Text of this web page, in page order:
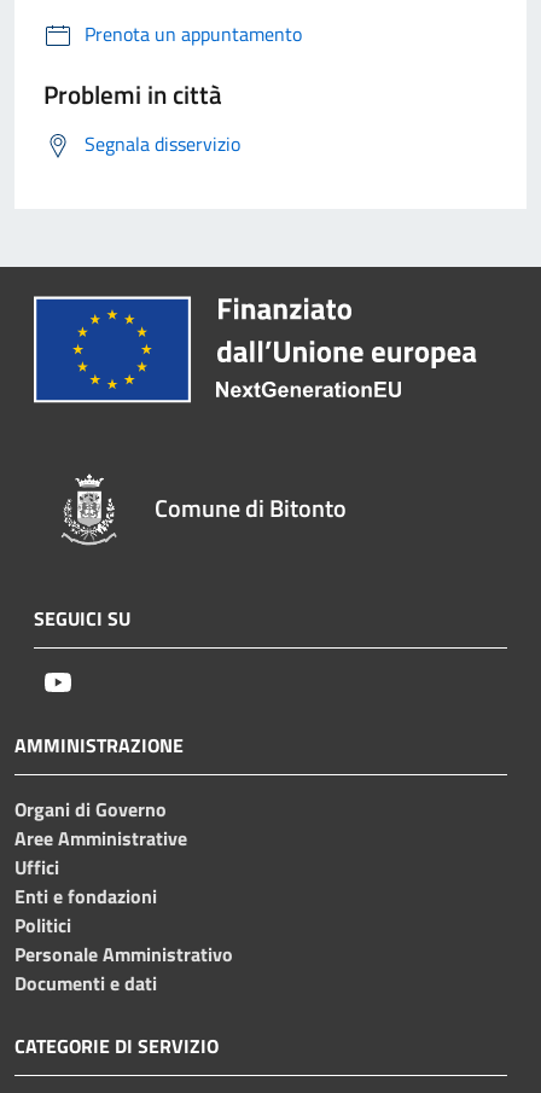
Prenota un appuntamento
Problemi in città
Segnala disservizio
Comune di Bitonto
SEGUICI SU
AMMINISTRAZIONE
Organi di Governo
Aree Amministrative
Uffici
Enti e fondazioni
Politici
Personale Amministrativo
Documenti e dati
CATEGORIE DI SERVIZIO